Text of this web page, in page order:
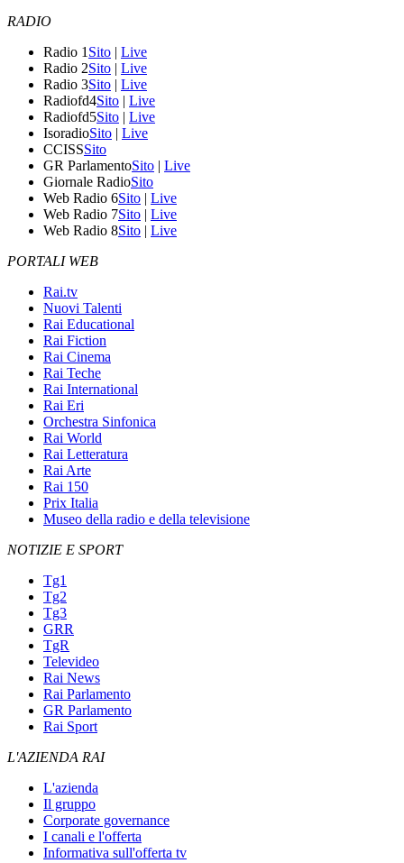
RADIO
Radio 1 Sito | Live
Radio 2Sito | Live
Radio 3Sito | Live
Radiofd4Sito | Live
Radiofd5Sito | Live
IsoradioSito | Live
CCISSSito
GR ParlamentoSito | Live
Giornale RadioSito
Web Radio 6Sito | Live
Web Radio 7Sito | Live
Web Radio 8Sito | Live
PORTALI WEB
Rai.tv
Nuovi Talenti
Rai Educational
Rai Fiction
Rai Cinema
Rai Teche
Rai International
Rai Eri
Orchestra Sinfonica
Rai World
Rai Letteratura
Rai Arte
Rai 150
Prix Italia
Museo della radio e della televisione
NOTIZIE E SPORT
Tg1
Tg2
Tg3
GRR
TgR
Televideo
Rai News
Rai Parlamento
GR Parlamento
Rai Sport
L'AZIENDA RAI
L'azienda
Il gruppo
Corporate governance
I canali e l'offerta
Informativa sull'offerta tv